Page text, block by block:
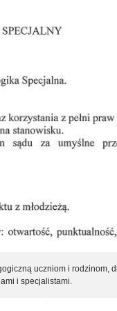
uczniom i rodzinom,
i specjalistami.